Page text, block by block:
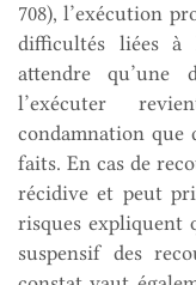
708), l’exécution
difficultés liées
attendre qu’une
l’exécuter
condamnation que
faits. En cas de
récidive et peut
risques expliquent
suspensif des